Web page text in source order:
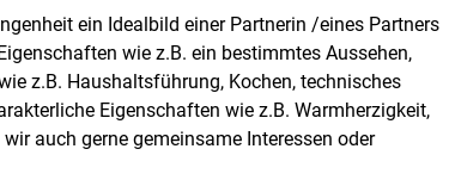
ein Idealbild einer Partnerin /eines Partners
wie z.B. ein bestimmtes Aussehen,
z.B. Haushaltsführung, Kochen, technisches
Eigenschaften wie z.B. Warmherzigkeit,
auch gerne gemeinsame Interessen oder